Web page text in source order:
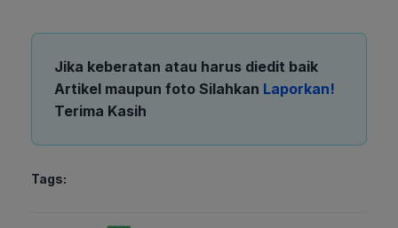
Jika keberatan atau harus diedit baik
Artikel maupun foto Silahkan Laporkan!
Terima Kasih
Tags: